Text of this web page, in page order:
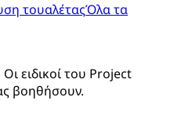
τουαλέταςΌλα τα
ειδικοί του Project
βοηθήσουν.